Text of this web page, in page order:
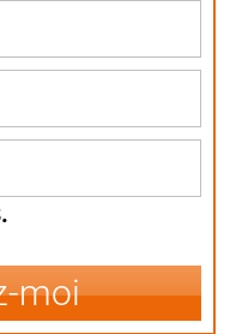
moi